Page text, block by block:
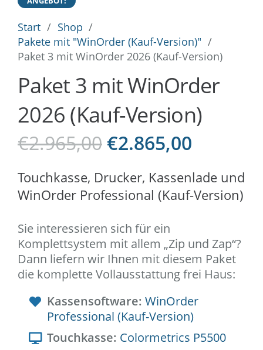
Start / Shop /
Pakete mit "WinOrder (Kauf-Version)" /
Paket 3 mit WinOrder 2026 (Kauf-Version)
Paket 3 mit WinOrder
2026 (Kauf-Version)
€2.965,00 €2.865,00
Touchkasse, Drucker, Kassenlade und
WinOrder Professional (Kauf-Version)
Sie interessieren sich für ein
Komplettsystem mit allem „Zip und Zap“?
Dann liefern wir Ihnen mit diesem Paket
die komplette Vollausstattung frei Haus:
Kassensoftware: WinOrder
Professional (Kauf-Version)
Touchkasse: Colormetrics P5500